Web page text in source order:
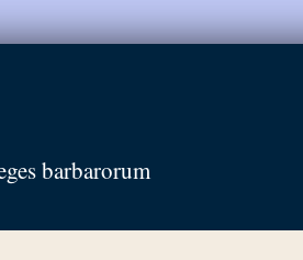
barbarorum